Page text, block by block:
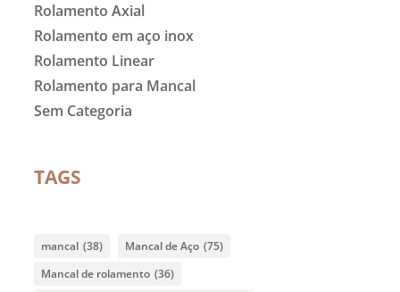
Rolamento Axial
Rolamento em aço inox
Rolamento Linear
Rolamento para Mancal
Sem Categoria
TAGS
mancal (38) Mancal de Aço (75)
Mancal de rolamento (36)